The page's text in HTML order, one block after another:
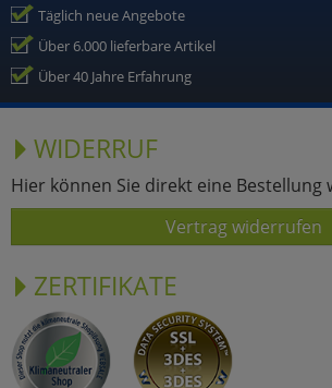
Täglich neue Angebote
Über 6.000 lieferbare Artikel
Über 40 Jahre Erfahrung
WIDERRUF
Hier können Sie direkt eine Bestellung
Vertrag widerrufen
ZERTIFIKATE